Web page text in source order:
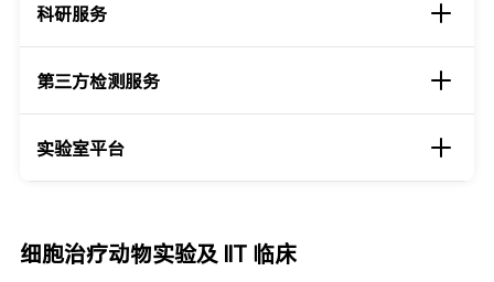
科研服务
第三方检测服务
实验室平台
细胞治疗动物实验及 IIT 临床